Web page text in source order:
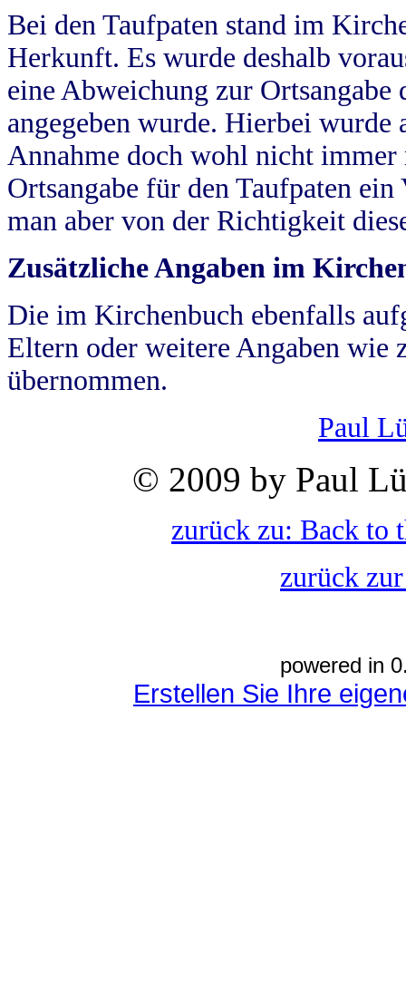
Bei den Taufpaten stand im
Herkunft. Es wurde deshalb
eine Abweichung zur
angegeben wurde. Hierbei wurde
Annahme doch wohl nicht
Ortsangabe für den Taufpaten
man aber von der Richtigkeit
Zusätzliche Angaben im
Die im Kirchenbuch ebenfalls
Eltern oder weitere Angaben wie
übernommen.
Paul
© 2009 by Paul
zurück zu: Back to
zurück
powered in
Erstellen Sie Ihre